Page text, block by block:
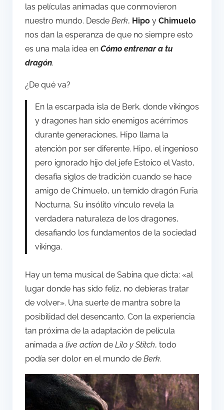
las películas animadas que conmovieron
nuestro mundo. Desde Berk, Hipo y Chimuelo
nos dan la esperanza de que no siempre esto
es una mala idea en Cómo entrenar a tu
dragón.
¿De qué va?
En la escarpada isla de Berk, donde vikingos
y dragones han sido enemigos acérrimos
durante generaciones, Hipo llama la
atención por ser diferente. Hipo, el ingenioso
pero ignorado hijo del jefe Estoico el Vasto,
desafía siglos de tradición cuando se hace
amigo de Chimuelo, un temido dragón Furia
Nocturna. Su insólito vínculo revela la
verdadera naturaleza de los dragones,
desafiando los fundamentos de la sociedad
vikinga.
Hay un tema musical de Sabina que dicta: «al
lugar donde has sido feliz, no debieras tratar
de volver». Una suerte de mantra sobre la
posibilidad del desencanto. Con la experiencia
tan próxima de la adaptación de película
animada a live action de Lilo y Stitch, todo
podía ser dolor en el mundo de Berk.